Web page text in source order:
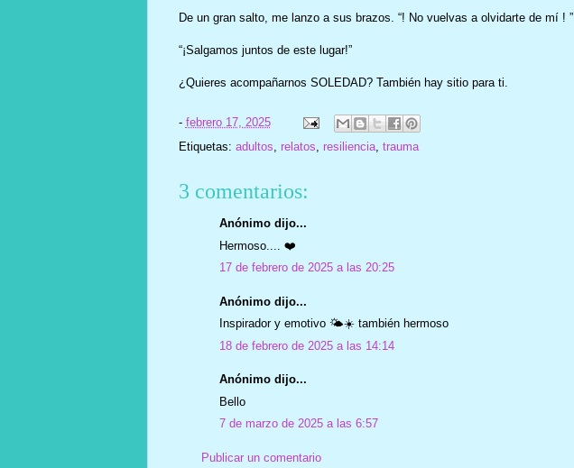
De un gran salto, me lanzo a sus brazos. “! No vuelvas a olvidarte de mí ! ”
“¡Salgamos juntos de este lugar!”
¿Quieres acompañarnos SOLEDAD? También hay sitio para ti.
- febrero 17, 2025
Etiquetas: adultos, relatos, resiliencia, trauma
3 comentarios:
Anónimo dijo...
Hermoso.... ❤️
17 de febrero de 2025 a las 20:25
Anónimo dijo...
Inspirador y emotivo 🌤☀️ también hermoso
18 de febrero de 2025 a las 14:14
Anónimo dijo...
Bello
7 de marzo de 2025 a las 6:57
Publicar un comentario